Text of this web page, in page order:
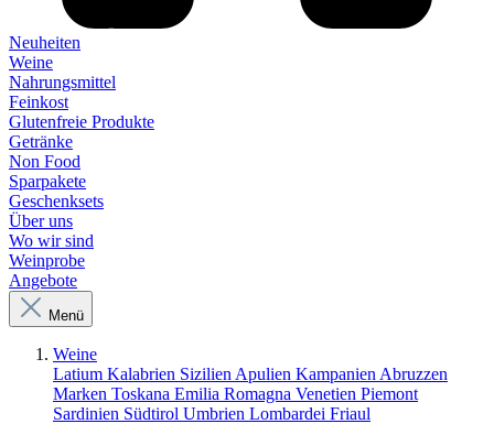
Neuheiten
Weine
Nahrungsmittel
Feinkost
Glutenfreie Produkte
Getränke
Non Food
Sparpakete
Geschenksets
Über uns
Wo wir sind
Weinprobe
Angebote
Menü
Weine
Latium Kalabrien Sizilien Apulien Kampanien Abruzzen
Marken Toskana Emilia Romagna Venetien Piemont
Sardinien Südtirol Umbrien Lombardei Friaul